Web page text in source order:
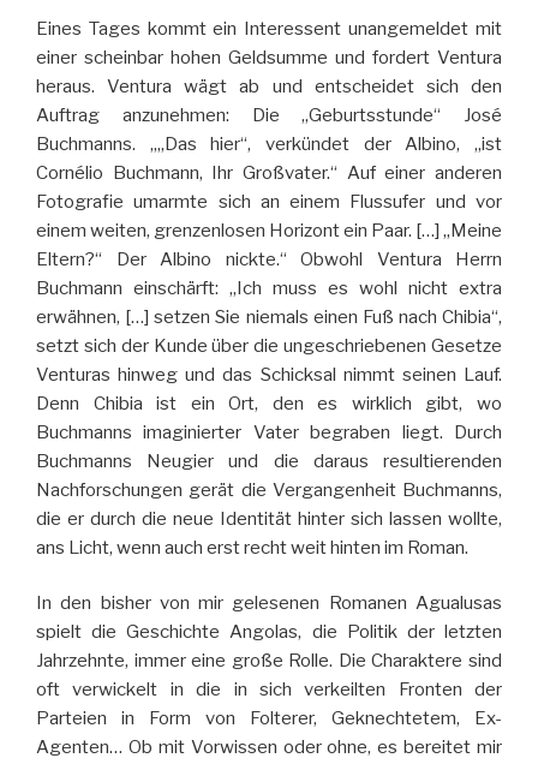
Eines Tages kommt ein Interessent unangemeldet mit
einer scheinbar hohen Geldsumme und fordert Ventura
heraus. Ventura wägt ab und entscheidet sich den
Auftrag anzunehmen: Die „Geburtsstunde“ José
Buchmanns. „„Das hier“, verkündet der Albino, „ist
Cornélio Buchmann, Ihr Großvater.“ Auf einer anderen
Fotografie umarmte sich an einem Flussufer und vor
einem weiten, grenzenlosen Horizont ein Paar. […] „Meine
Eltern?“ Der Albino nickte.“ Obwohl Ventura Herrn
Buchmann einschärft: „Ich muss es wohl nicht extra
erwähnen, […] setzen Sie niemals einen Fuß nach Chibia“,
setzt sich der Kunde über die ungeschriebenen Gesetze
Venturas hinweg und das Schicksal nimmt seinen Lauf.
Denn Chibia ist ein Ort, den es wirklich gibt, wo
Buchmanns imaginierter Vater begraben liegt. Durch
Buchmanns Neugier und die daraus resultierenden
Nachforschungen gerät die Vergangenheit Buchmanns,
die er durch die neue Identität hinter sich lassen wollte,
ans Licht, wenn auch erst recht weit hinten im Roman.
In den bisher von mir gelesenen Romanen Agualusas
spielt die Geschichte Angolas, die Politik der letzten
Jahrzehnte, immer eine große Rolle. Die Charaktere sind
oft verwickelt in die in sich verkeilten Fronten der
Parteien in Form von Folterer, Geknechtetem, Ex-
Agenten… Ob mit Vorwissen oder ohne, es bereitet mir